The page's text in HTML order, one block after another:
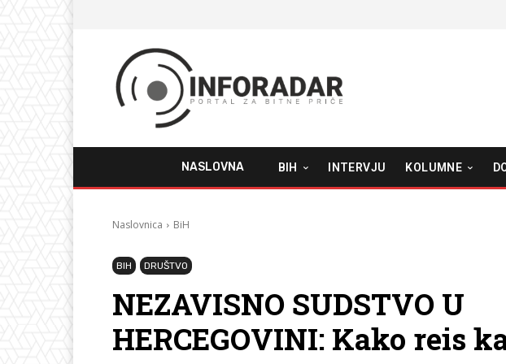
NASLOVNA BIH INTERVJU KOLUMNE
Naslovnica BiH
BIH DRUŠTVO
NEZAVISNO SUDSTVO U
HERCEGOVINI: Kako reis